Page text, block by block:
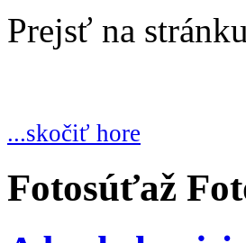
Prejsť na stránku
...skočiť hore
Fotosúťaž